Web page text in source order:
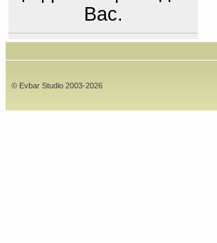
Вас.
© Evbar Studio 2003-2026